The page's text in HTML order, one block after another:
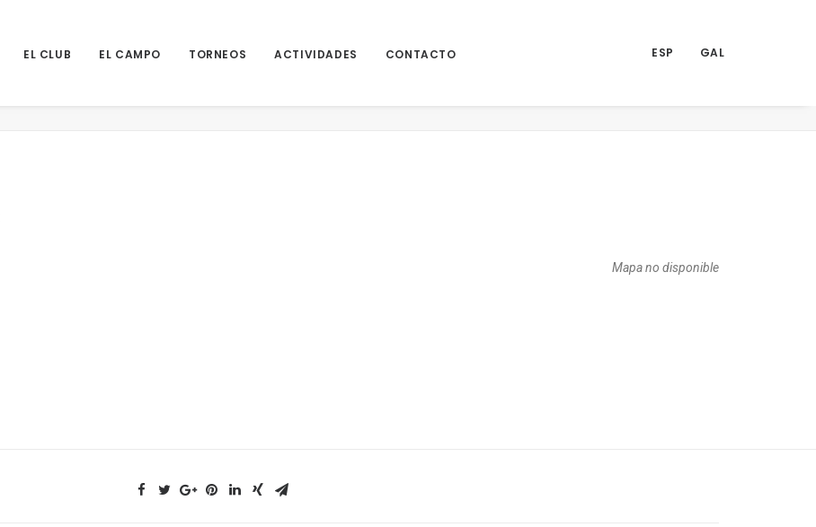
EL CLUB EL CAMPO TORNEOS ACTIVIDADES CONTACTO ESP GAL
Mapa no disponible